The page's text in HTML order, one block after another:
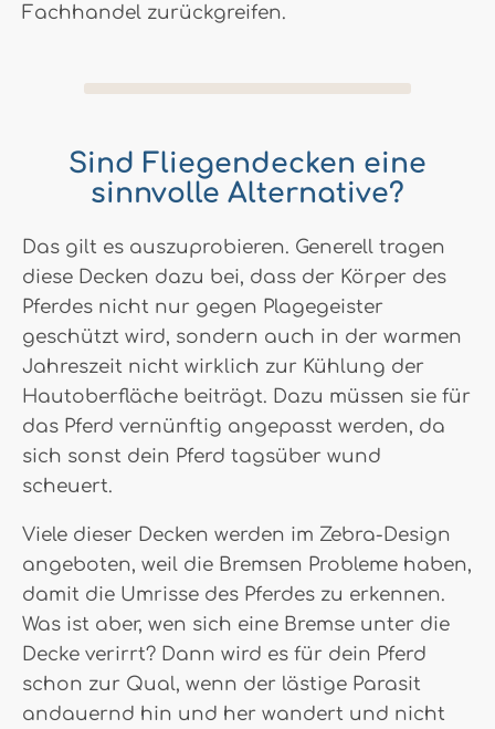
Fachhandel zurückgreifen.
Sind Fliegendecken eine
sinnvolle Alternative?
Das gilt es auszuprobieren. Generell tragen
diese Decken dazu bei, dass der Körper des
Pferdes nicht nur gegen Plagegeister
geschützt wird, sondern auch in der warmen
Jahreszeit nicht wirklich zur Kühlung der
Hautoberfläche beiträgt. Dazu müssen sie für
das Pferd vernünftig angepasst werden, da
sich sonst dein Pferd tagsüber wund
scheuert.
Viele dieser Decken werden im Zebra-Design
angeboten, weil die Bremsen Probleme haben,
damit die Umrisse des Pferdes zu erkennen.
Was ist aber, wen sich eine Bremse unter die
Decke verirrt? Dann wird es für dein Pferd
schon zur Qual, wenn der lästige Parasit
andauernd hin und her wandert und nicht